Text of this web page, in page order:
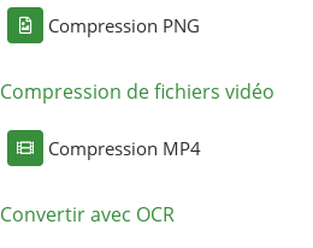
Compression PNG
Compression de fichiers vidéo
Compression MP4
Convertir avec OCR